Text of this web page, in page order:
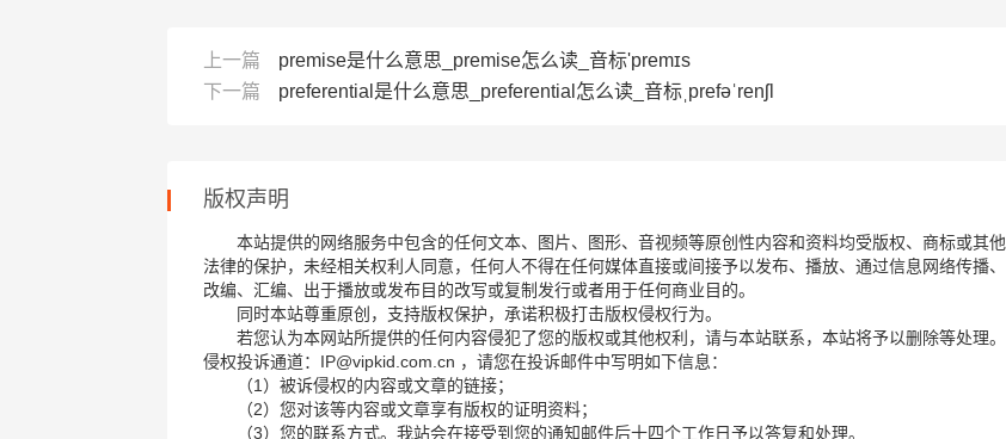
上一篇
premise是什么意思_premise怎么读_音标'premɪs
下一篇
preferential是什么意思_preferential怎么读_音标ˌprefəˈrenʃl
版权声明
本站提供的网络服务中包含的任何文本、图片、图形、音视频等原创性内容和资料均受版权、商标或其他
法律的保护，未经相关权利人同意，任何人不得在任何媒体直接或间接予以发布、播放、通过信息网络传播、
改编、汇编、出于播放或发布目的改写或复制发行或者用于任何商业目的。
同时本站尊重原创，支持版权保护，承诺积极打击版权侵权行为。
若您认为本网站所提供的任何内容侵犯了您的版权或其他权利，请与本站联系，本站将予以删除等处理。
侵权投诉通道：IP@vipkid.com.cn ，请您在投诉邮件中写明如下信息：
（1）被诉侵权的内容或文章的链接；
（2）您对该等内容或文章享有版权的证明资料；
（3）您的联系方式。我站会在接受到您的通知邮件后十四个工作日予以答复和处理。